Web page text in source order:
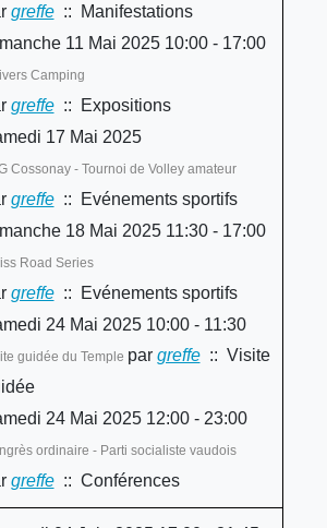
greffe:: Manifestations
11 Mai 2025 10:00 - 17:00
Camping
greffe:: Expositions
17 Mai 2025
Cossonay - Tournoi de Volley amateur
greffe:: Evénements sportifs
18 Mai 2025 11:30 - 17:00
Road Series
greffe:: Evénements sportifs
24 Mai 2025 10:00 - 11:30
guidée du Temple par greffe:: Visite
24 Mai 2025 12:00 - 23:00
ordinaire - Parti socialiste vaudois
greffe:: Conférences